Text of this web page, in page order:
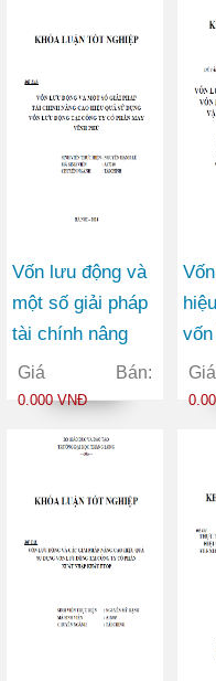
Vốn lưu động và
một số giải pháp
tài chính nâng
cao hiệu quả sử
dụng vốn lưu
Cổ phần May
Giá Bán:
0.000 VNĐ